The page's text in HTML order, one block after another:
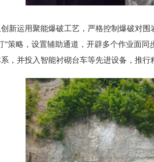
新运用聚能爆破工艺，严格控制爆破对
”策略，设置辅助通道，开辟多个作业面
，并投入智能衬砌台车等先进设备，推行